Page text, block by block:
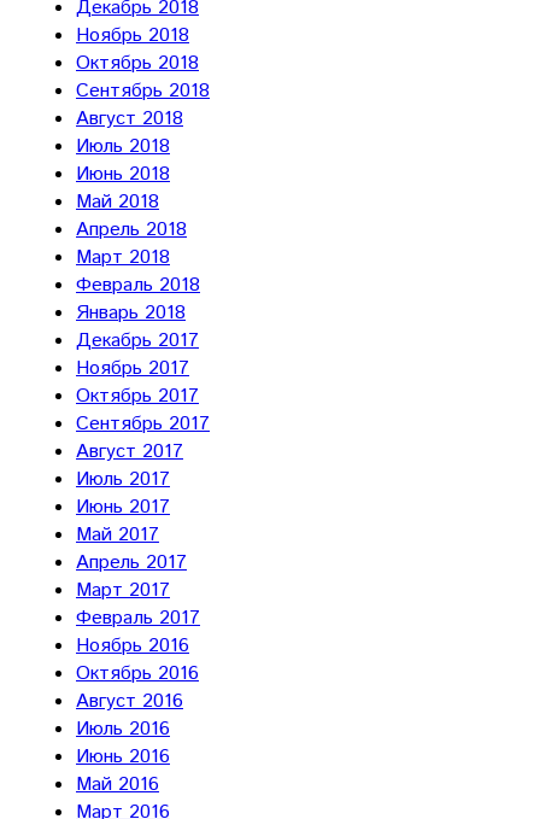
Декабрь 2018
Ноябрь 2018
Октябрь 2018
Сентябрь 2018
Август 2018
Июль 2018
Июнь 2018
Май 2018
Апрель 2018
Март 2018
Февраль 2018
Январь 2018
Декабрь 2017
Ноябрь 2017
Октябрь 2017
Сентябрь 2017
Август 2017
Июль 2017
Июнь 2017
Май 2017
Апрель 2017
Март 2017
Февраль 2017
Ноябрь 2016
Октябрь 2016
Август 2016
Июль 2016
Июнь 2016
Май 2016
Март 2016